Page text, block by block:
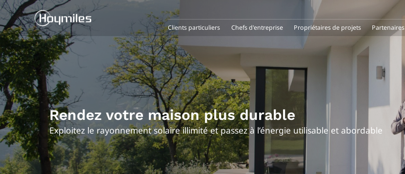
Clients particuliers Chefs d'entreprise Propriétaires de projets Partenaires
Rendez votre maison plus durable
Exploitez le rayonnement solaire illimité et passez à l’énergie utilisable et abordable